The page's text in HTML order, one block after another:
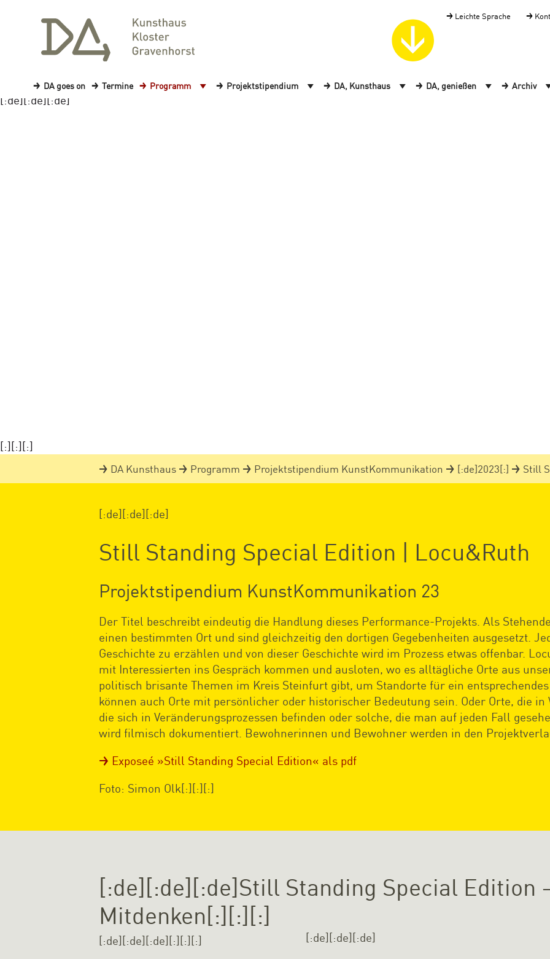
Leichte Sprache
DA goes on Termine Programm Projektstipendium DA, Kunsthaus DA, genießen Archiv
[:de][:de][:de]
[:][:][:]
DA Kunsthaus Programm Projektstipendium KunstKommunikation [:de]2023[:] Still
[:de][:de][:de]
Still Standing Special Edition | Locu&Ruth
Projektstipendium KunstKommunikation 23
Der Titel beschreibt eindeutig die Handlung dieses Performance-Projekts. Als
einen bestimmten Ort und sind gleichzeitig den dortigen Gegebenheiten ausgesetzt.
Geschichte zu erzählen und von dieser Geschichte wird im Prozess etwas offenbar.
mit Interessierten ins Gespräch kommen und ausloten, wo es alltägliche Orte aus
politisch brisante Themen im Kreis Steinfurt gibt, um Standorte für ein
können auch Orte mit persönlicher oder historischer Bedeutung sein. Oder Orte, die in
die sich in Veränderungsprozessen befinden oder solche, die man auf jeden Fall
wird filmisch dokumentiert. Bewohnerinnen und Bewohner werden in den
Exposeé »Still Standing Special Edition« als pdf
Foto: Simon Olk[:][:][:]
[:de][:de][:de]Still Standing Special Edition
Mitdenken[:][:][:]
[:de][:de][:de][:][:][:] [:de][:de][:de]